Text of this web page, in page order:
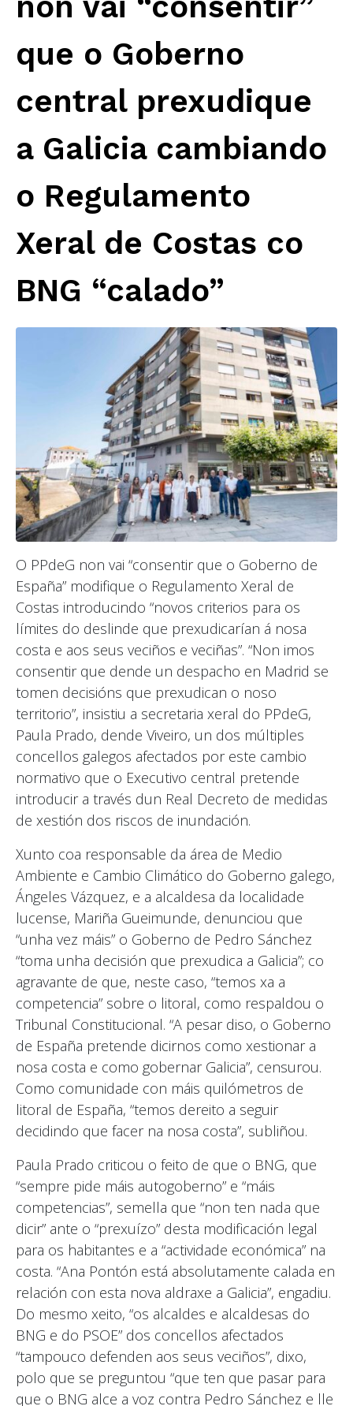
que o Goberno
central prexudique
a Galicia cambiando
o Regulamento
Xeral de Costas co
BNG “calado”
O PPdeG non vai “consentir que o Goberno de
España” modifique o Regulamento Xeral de
Costas introducindo “novos criterios para os
límites do deslinde que prexudicarían á nosa
costa e aos seus veciños e veciñas”. “Non imos
consentir que dende un despacho en Madrid se
tomen decisións que prexudican o noso
territorio”, insistiu a secretaria xeral do PPdeG,
Paula Prado, dende Viveiro, un dos múltiples
concellos galegos afectados por este cambio
normativo que o Executivo central pretende
introducir a través dun Real Decreto de medidas
de xestión dos riscos de inundación.
Xunto coa responsable da área de Medio
Ambiente e Cambio Climático do Goberno galego,
Ángeles Vázquez, e a alcaldesa da localidade
lucense, Mariña Gueimunde, denunciou que
“unha vez máis” o Goberno de Pedro Sánchez
“toma unha decisión que prexudica a Galicia”; co
agravante de que, neste caso, “temos xa a
competencia” sobre o litoral, como respaldou o
Tribunal Constitucional. “A pesar diso, o Goberno
de España pretende dicirnos como xestionar a
nosa costa e como gobernar Galicia”, censurou.
Como comunidade con máis quilómetros de
litoral de España, “temos dereito a seguir
decidindo que facer na nosa costa”, subliñou.
Paula Prado criticou o feito de que o BNG, que
“sempre pide máis autogoberno” e “máis
competencias”, semella que “non ten nada que
dicir” ante o “prexuízo” desta modificación legal
para os habitantes e a “actividade económica” na
costa. “Ana Pontón está absolutamente calada en
relación con esta nova aldraxe a Galicia”, engadiu.
Do mesmo xeito, “os alcaldes e alcaldesas do
BNG e do PSOE” dos concellos afectados
“tampouco defenden aos seus veciños”, dixo,
polo que se preguntou “que ten que pasar para
que o BNG alce a voz contra Pedro Sánchez e lle